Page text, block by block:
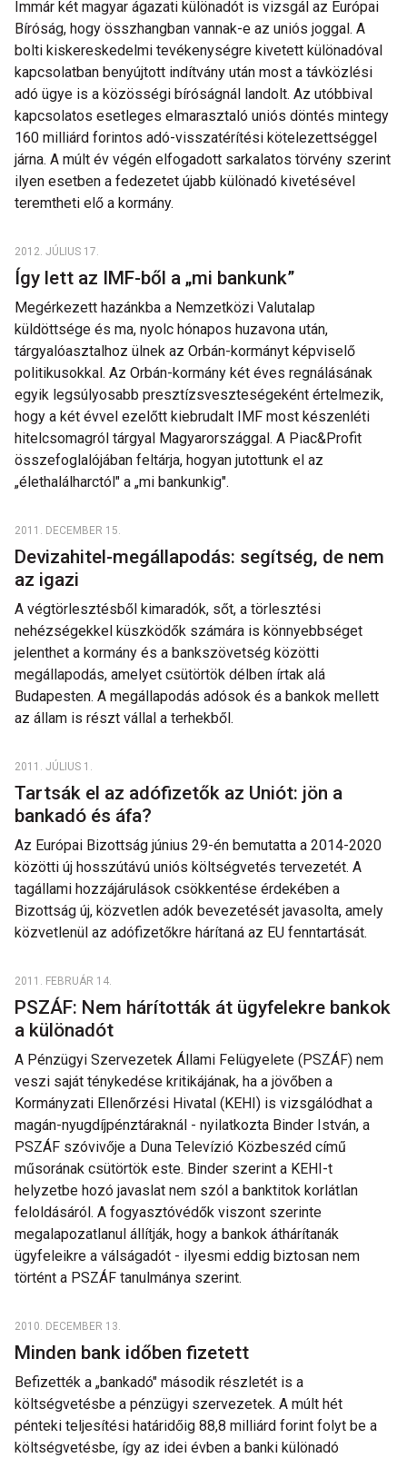
Immár két magyar ágazati különadót is vizsgál az Európai
Bíróság, hogy összhangban vannak-e az uniós joggal. A
bolti kiskereskedelmi tevékenységre kivetett különadóval
kapcsolatban benyújtott indítvány után most a távközlési
adó ügye is a közösségi bíróságnál landolt. Az utóbbival
kapcsolatos esetleges elmarasztaló uniós döntés mintegy
160 milliárd forintos adó-visszatérítési kötelezettséggel
járna. A múlt év végén elfogadott sarkalatos törvény szerint
ilyen esetben a fedezetet újabb különadó kivetésével
teremtheti elő a kormány.
2012. JÚLIUS 17.
Így lett az IMF-ből a „mi bankunk”
Megérkezett hazánkba a Nemzetközi Valutalap
küldöttsége és ma, nyolc hónapos huzavona után,
tárgyalóasztalhoz ülnek az Orbán-kormányt képviselő
politikusokkal. Az Orbán-kormány két éves regnálásának
egyik legsúlyosabb presztízsveszteségeként értelmezik,
hogy a két évvel ezelőtt kiebrudalt IMF most készenléti
hitelcsomagról tárgyal Magyarországgal. A Piac&Profit
összefoglalójában feltárja, hogyan jutottunk el az
„élethalálharctól" a „mi bankunkig".
2011. DECEMBER 15.
Devizahitel-megállapodás: segítség, de nem
az igazi
A végtörlesztésből kimaradók, sőt, a törlesztési
nehézségekkel küszködők számára is könnyebbséget
jelenthet a kormány és a bankszövetség közötti
megállapodás, amelyet csütörtök délben írtak alá
Budapesten. A megállapodás adósok és a bankok mellett
az állam is részt vállal a terhekből.
2011. JÚLIUS 1.
Tartsák el az adófizetők az Uniót: jön a
bankadó és áfa?
Az Európai Bizottság június 29-én bemutatta a 2014-2020
közötti új hosszútávú uniós költségvetés tervezetét. A
tagállami hozzájárulások csökkentése érdekében a
Bizottság új, közvetlen adók bevezetését javasolta, amely
közvetlenül az adófizetőkre hárítaná az EU fenntartását.
2011. FEBRUÁR 14.
PSZÁF: Nem hárították át ügyfelekre bankok
a különadót
A Pénzügyi Szervezetek Állami Felügyelete (PSZÁF) nem
veszi saját ténykedése kritikájának, ha a jövőben a
Kormányzati Ellenőrzési Hivatal (KEHI) is vizsgálódhat a
magán-nyugdíjpénztáraknál - nyilatkozta Binder István, a
PSZÁF szóvivője a Duna Televízió Közbeszéd című
műsorának csütörtök este. Binder szerint a KEHI-t
helyzetbe hozó javaslat nem szól a banktitok korlátlan
feloldásáról. A fogyasztóvédők viszont szerinte
megalapozatlanul állítják, hogy a bankok áthárítanák
ügyfeleikre a válságadót - ilyesmi eddig biztosan nem
történt a PSZÁF tanulmánya szerint.
2010. DECEMBER 13.
Minden bank időben fizetett
Befizették a „bankadó" második részletét is a
költségvetésbe a pénzügyi szervezetek. A múlt hét
pénteki teljesítési határidőig 88,8 milliárd forint folyt be a
költségvetésbe, így az idei évben a banki különadó